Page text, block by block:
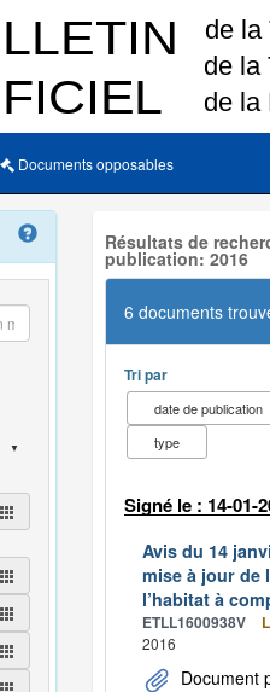
Documents opposables
Résultats de
publication: 2016
6 documents
Tri par
date de publication
type
Signé le : 14-01-
Avis du 14
mise à jour de
l’habitat à
ETLL1600938V
2016
Document